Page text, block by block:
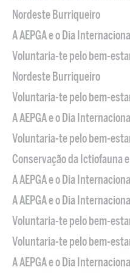
Nordeste Burriqueiro
A AEPGA e o Dia
Voluntaria-te pelo bem-
Nordeste Burriqueiro
Voluntaria-te pelo bem-
A AEPGA e o Dia
Voluntaria-te pelo bem-
Conservação da Ictiofauna
A AEPGA e o Dia
A AEPGA e o Dia
Voluntaria-te pelo bem-
Voluntaria-te pelo bem-
A AEPGA e o Dia